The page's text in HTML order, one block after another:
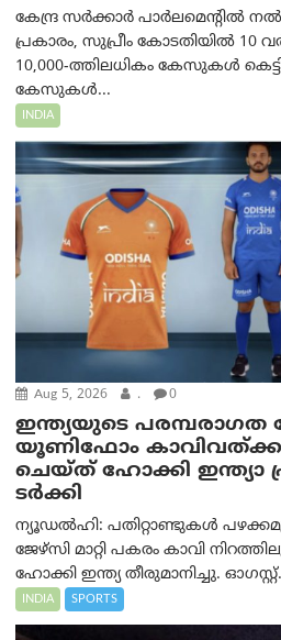
കേന്ദ്ര സർക്കാർ
പ്രകാരം, സുപ്രീം കോടതിയിൽ 10
10,000-ത്തിലധികം കേസുകൾ
കേസുകൾ...
INDIA
Aug 5, 2026 . 0
ഇന്ത്യയുടെ പരമ്പരാഗത
യൂണിഫോം
ചെയ്ത് ഹോക്കി ഇന്ത്യാ
ടര്‍ക്കി
ന്യൂഡൽഹി: പതിറ്റാണ്ടുകൾ
ജേഴ്‌സി മാറ്റി പകരം കാവി
ഹോക്കി ഇന്ത്യ തീരുമാനിച്ചു.
INDIA SPORTS